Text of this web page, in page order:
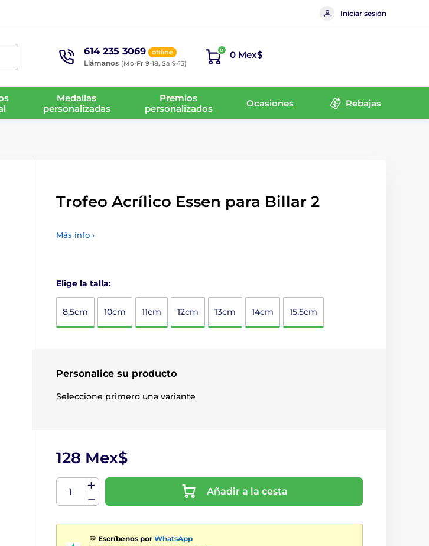
Iniciar sesión
614 235 3069 offline
Llámanos (Mo-Fr 9-18, Sa 9-13)
0 0 Mex$
Medallas
personalizadas
Premios
personalizados
Ocasiones Rebajas
Trofeo Acrílico Essen para Billar 2
Más info ›
Elige la talla:
8,5cm 10cm 11cm 12cm 13cm 14cm 15,5cm
Personalice su producto
Seleccione primero una variante
128 Mex$
Añadir a la cesta
💬 Escríbenos por WhatsApp